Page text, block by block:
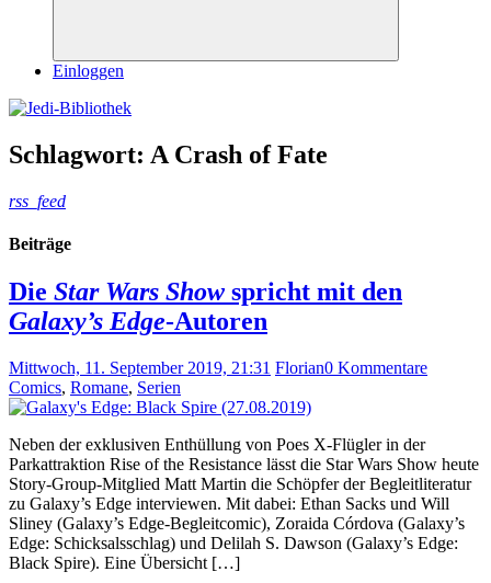
Suchen
Einloggen
Schlagwort: A Crash of Fate
rss_feed
Beiträge
Die Star Wars Show spricht mit den
Galaxy’s Edge-Autoren
Mittwoch, 11. September 2019, 21:31 Florian0 Kommentare
Comics, Romane, Serien
Neben der exklusiven Enthüllung von Poes X-Flügler in der
Parkattraktion Rise of the Resistance lässt die Star Wars Show heute
Story-Group-Mitglied Matt Martin die Schöpfer der Begleitliteratur
zu Galaxy’s Edge interviewen. Mit dabei: Ethan Sacks und Will
Sliney (Galaxy’s Edge-Begleitcomic), Zoraida Córdova (Galaxy’s
Edge: Schicksalsschlag) und Delilah S. Dawson (Galaxy’s Edge:
Black Spire). Eine Übersicht […]